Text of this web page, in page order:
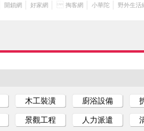
開鎖網 好家網 │  掏客網 小華陀 野外生活
木工裝潢 廚浴設備
景觀工程 人力派遣